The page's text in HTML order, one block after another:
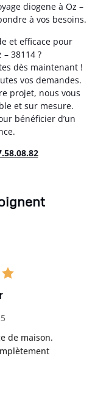
diogene à Oz –
à vos besoins.
et efficace pour
38114 ?
dès maintenant !
vos demandes.
projet, nous vous
et sur mesure.
bénéficier d’un
de maison.